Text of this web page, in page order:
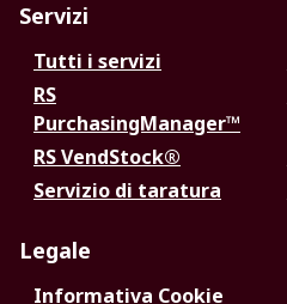
Servizi
Tutti i servizi
RS
PurchasingManager™
RS VendStock®
Servizio di taratura
Legale
Informativa Cookie